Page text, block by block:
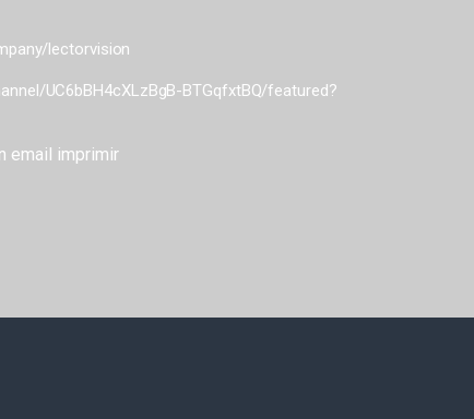
lectorvision
UC6bBH4cXLzBgB-BTGqfxtBQ/featured?
email imprimir